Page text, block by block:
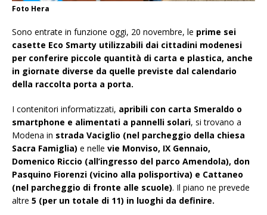
Foto Hera
Sono entrate in funzione oggi, 20 novembre, le prime sei
casette Eco Smarty utilizzabili dai cittadini modenesi
per conferire piccole quantità di carta e plastica, anche
in giornate diverse da quelle previste dal calendario
della raccolta porta a porta.
I contenitori informatizzati, apribili con carta Smeraldo o
smartphone e alimentati a pannelli solari, si trovano a
Modena in strada Vaciglio (nel parcheggio della chiesa
Sacra Famiglia) e nelle vie Monviso, IX Gennaio,
Domenico Riccio (all’ingresso del parco Amendola), don
Pasquino Fiorenzi (vicino alla polisportiva) e Cattaneo
(nel parcheggio di fronte alle scuole). Il piano ne prevede
altre 5 (per un totale di 11) in luoghi da definire.